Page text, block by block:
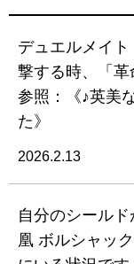
デュエルメイ
撃する時、「革
参照：《♪英美
た》
2026.2.13
自分のシール
凰 ボルシャッ